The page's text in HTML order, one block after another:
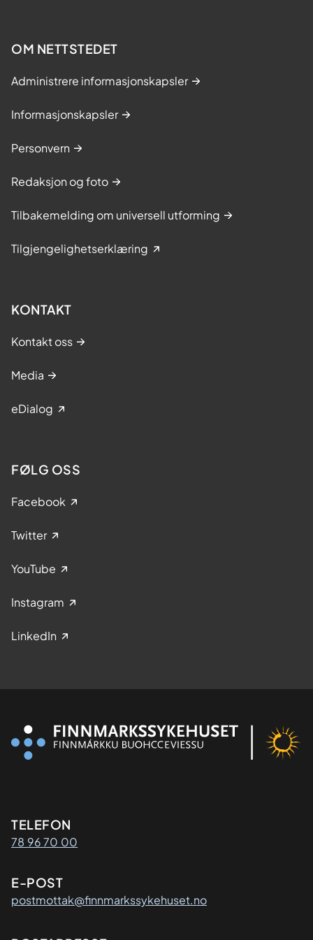
OM NETTSTEDET
Administrere informasjonskapsler
Informasjonskapsler
Personvern
Redaksjon og foto
Tilbakemelding om universell utforming
Tilgjengelighetserklæring
KONTAKT
Kontakt oss
Media
eDialog
FØLG OSS
Facebook
Twitter
YouTube
Instagram
LinkedIn
Kontaktinformasjon
TELEFON
78 96 70 00
E-POST
postmottak@finnmarkssykehuset.no